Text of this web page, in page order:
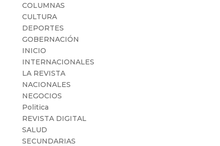
COLUMNAS
CULTURA
DEPORTES
GOBERNACIÓN
INICIO
INTERNACIONALES
LA REVISTA
NACIONALES
NEGOCIOS
Politica
REVISTA DIGITAL
SALUD
SECUNDARIAS